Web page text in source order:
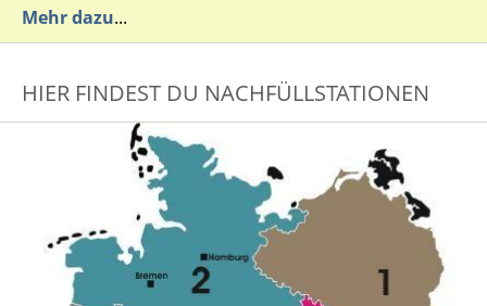
Mehr dazu...
HIER FINDEST DU NACHFÜLLSTATIONEN